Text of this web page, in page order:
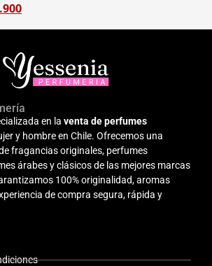
en la venta de perfumes
y hombre en Chile. Ofrecemos una
fragancias originales, perfumes
árabes y clásicos de las mejores marcas
100% originalidad, aromas
de compra segura, rápida y